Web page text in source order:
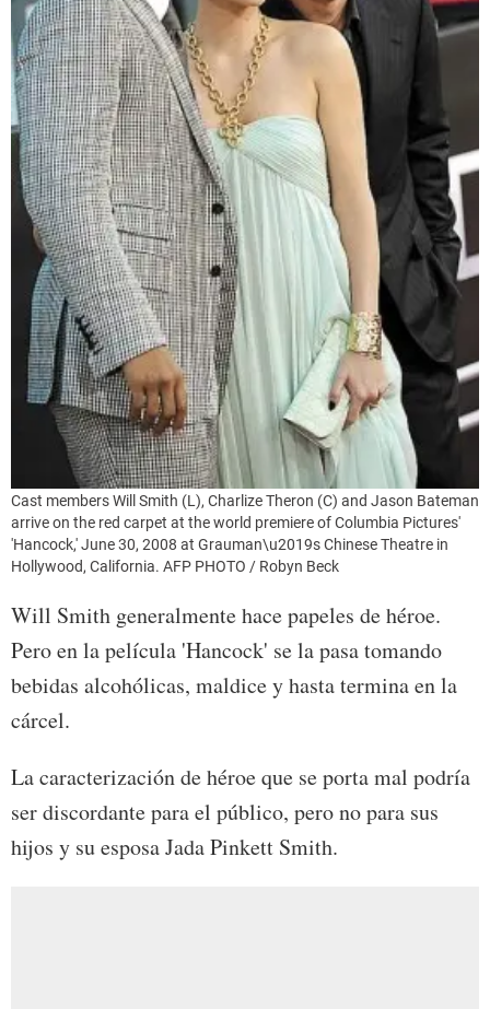
Cast members Will Smith (L), Charlize Theron (C) and Jason Bateman
arrive on the red carpet at the world premiere of Columbia Pictures'
'Hancock,' June 30, 2008 at Grauman\u2019s Chinese Theatre in
Hollywood, California. AFP PHOTO / Robyn Beck
Will Smith generalmente hace papeles de héroe.
Pero en la película 'Hancock' se la pasa tomando
bebidas alcohólicas, maldice y hasta termina en la
cárcel.
La caracterización de héroe que se porta mal podría
ser discordante para el público, pero no para sus
hijos y su esposa Jada Pinkett Smith.